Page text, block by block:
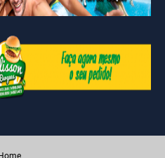
Home